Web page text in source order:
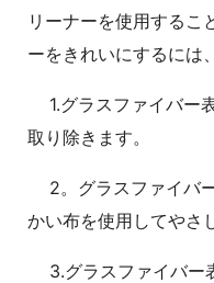
リーナーを使用するこ
ーをきれいにするには
1.グラスファイバー
取り除きます。
2。グラスファイバ
かい布を使用してやさ
3.グラスファイバー